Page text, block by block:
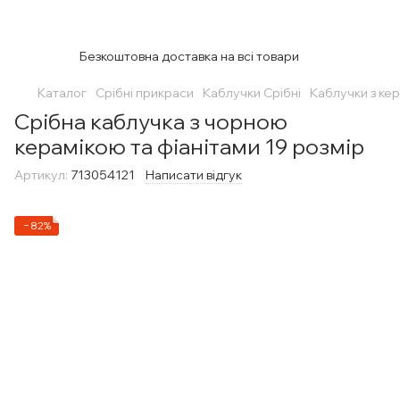
Безкоштовна доставка на всі товари
Каталог Срібні прикраси Каблучки Срібні Каблучки з
Срібна каблучка з чорною
керамікою та фіанітами 19 розмір
Артикул: 713054121 Написати відгук
−82%